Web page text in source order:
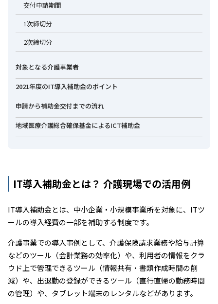
交付申請期間
1次締切分
2次締切分
対象となる介護事業者
2021年度のIT導入補助金のポイント
申請から補助金交付までの流れ
地域医療介護総合確保基金によるICT補助金
IT導入補助金とは？ 介護現場での活用例
IT導入補助金とは、中小企業・小規模事業所を対象に、ITツ
ールの導入経費の一部を補助する制度です。
介護事業での導入事例として、介護保険請求業務や給与計算
などのツール（会計業務の効率化）や、利用者の情報をクラ
ウド上で管理できるツール（情報共有・書類作成時間の削
減）や、出退勤の登録ができるツール（直行直帰の勤務時間
の管理）や、タブレット端末のレンタルなどがあります。